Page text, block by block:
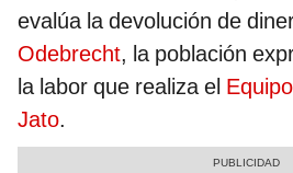
evalúa la devolución de
Odebrecht, la población
la labor que realiza el
Jato.